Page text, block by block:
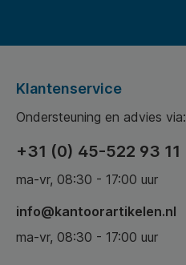
Klantenservice
Ondersteuning en advies via:
+31 (0) 45-522 93 11
ma-vr, 08:30 - 17:00 uur
info@kantoorartikelen.nl
ma-vr, 08:30 - 17:00 uur